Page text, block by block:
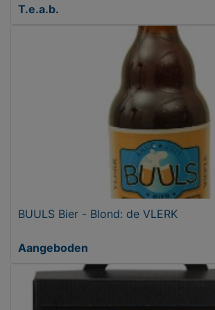
T.e.a.b.
BUULS Bier - Blond: de VLERK
Aangeboden